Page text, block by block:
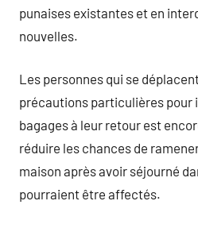
punaises existantes et en
nouvelles.
Les personnes qui se
précautions particulières
bagages à leur retour est
réduire les chances de
maison après avoir séjourné
pourraient être affectés.